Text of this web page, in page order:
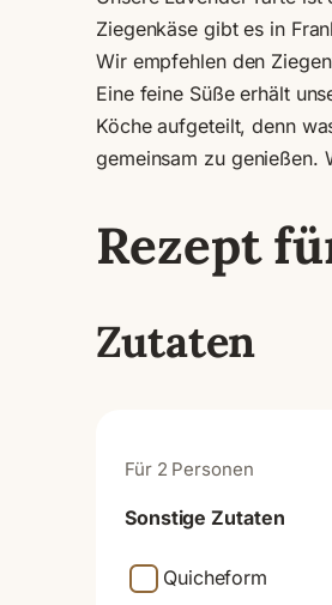
Ziegenkäse gibt es in
Wir empfehlen den
Eine feine Süße erhält
Köche aufgeteilt, denn
gemeinsam zu genießen.
Rezept
Zutaten
Für 2 Personen
Sonstige Zutaten
Quicheform